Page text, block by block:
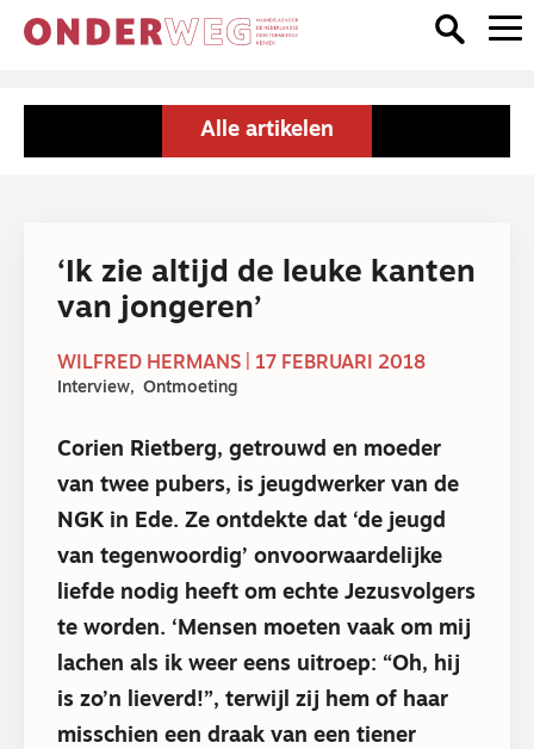
Alle artikelen
‘Ik zie altijd de leuke kanten
van jongeren’
WILFRED HERMANS | 17 FEBRUARI 2018
Interview Ontmoeting
Corien Rietberg, getrouwd en moeder
van twee pubers, is jeugdwerker van de
NGK in Ede. Ze ontdekte dat ‘de jeugd
van tegenwoordig’ onvoorwaardelijke
liefde nodig heeft om echte Jezusvolgers
te worden. ‘Mensen moeten vaak om mij
lachen als ik weer eens uitroep: “Oh, hij
is zo’n lieverd!”, terwijl zij hem of haar
misschien een draak van een tiener